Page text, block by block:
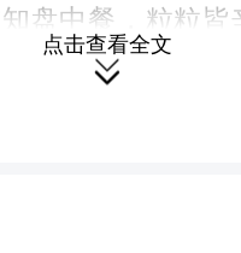
盘中餐，粒粒皆
题为《悯农》的这
点击查看全文
